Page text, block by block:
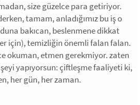
size güzelce para getiriyor.
tamam, anladığımız bu iş o
bakıcan, beslenmene dikkat
için), temizliğin önemli falan falan.
okuman, etmen gerekmiyor. zaten
yapıyorsun: çiftleşme faaliyeti ki,
her gün, her zaman.